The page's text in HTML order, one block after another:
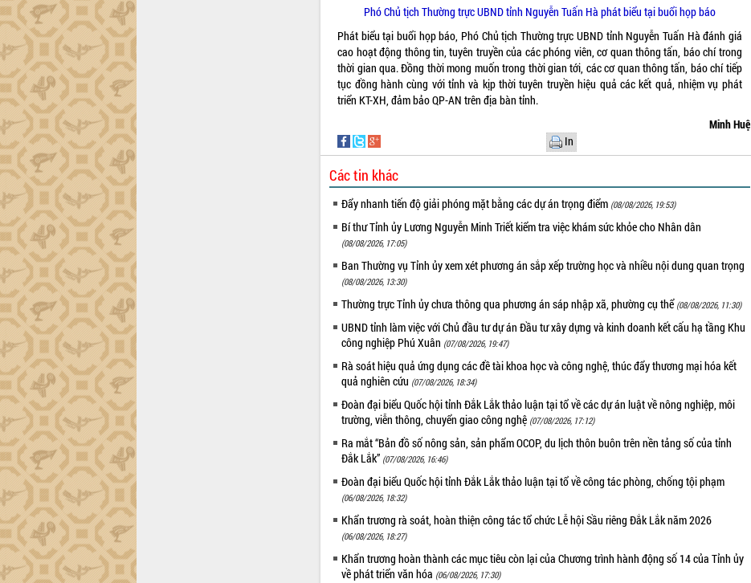
Phó Chủ tịch Thường trực UBND tỉnh Nguyễn Tuấn Hà phát biểu tại buổi họp báo
Phát biểu tại buổi họp báo, Phó Chủ tịch Thường trực UBND tỉnh Nguyễn Tuấn Hà đánh giá
cao hoạt động thông tin, tuyên truyền của các phóng viên, cơ quan thông tấn, báo chí trong
thời gian qua. Đồng thời mong muốn trong thời gian tới, các cơ quan thông tấn, báo chí tiếp
tục đồng hành cùng với tỉnh và kịp thời tuyên truyền hiệu quả các kết quả, nhiệm vụ phát
triển KT-XH, đảm bảo QP-AN trên địa bàn tỉnh.
Minh Huệ
In
Các tin khác
Đẩy nhanh tiến độ giải phóng mặt bằng các dự án trọng điểm (08/08/2026, 19:53)
Bí thư Tỉnh ủy Lương Nguyễn Minh Triết kiểm tra việc khám sức khỏe cho Nhân dân
(08/08/2026, 17:05)
Ban Thường vụ Tỉnh ủy xem xét phương án sắp xếp trường học và nhiều nội dung quan trọng
(08/08/2026, 13:30)
Thường trực Tỉnh ủy chưa thông qua phương án sáp nhập xã, phường cụ thể (08/08/2026, 11:30)
UBND tỉnh làm việc với Chủ đầu tư dự án Đầu tư xây dựng và kinh doanh kết cấu hạ tầng Khu
công nghiệp Phú Xuân (07/08/2026, 19:47)
Rà soát hiệu quả ứng dụng các đề tài khoa học và công nghệ, thúc đẩy thương mại hóa kết
quả nghiên cứu (07/08/2026, 18:34)
Đoàn đại biểu Quốc hội tỉnh Đắk Lắk thảo luận tại tổ về các dự án luật về nông nghiệp, môi
trường, viễn thông, chuyển giao công nghệ (07/08/2026, 17:12)
Ra mắt “Bản đồ số nông sản, sản phẩm OCOP, du lịch thôn buôn trên nền tảng số của tỉnh
Đắk Lắk” (07/08/2026, 16:46)
Đoàn đại biểu Quốc hội tỉnh Đắk Lắk thảo luận tại tổ về công tác phòng, chống tội phạm
(06/08/2026, 18:32)
Khẩn trương rà soát, hoàn thiện công tác tổ chức Lễ hội Sầu riêng Đắk Lắk năm 2026
(06/08/2026, 18:27)
Khẩn trương hoàn thành các mục tiêu còn lại của Chương trình hành động số 14 của Tỉnh ủy
về phát triển văn hóa (06/08/2026, 17:30)